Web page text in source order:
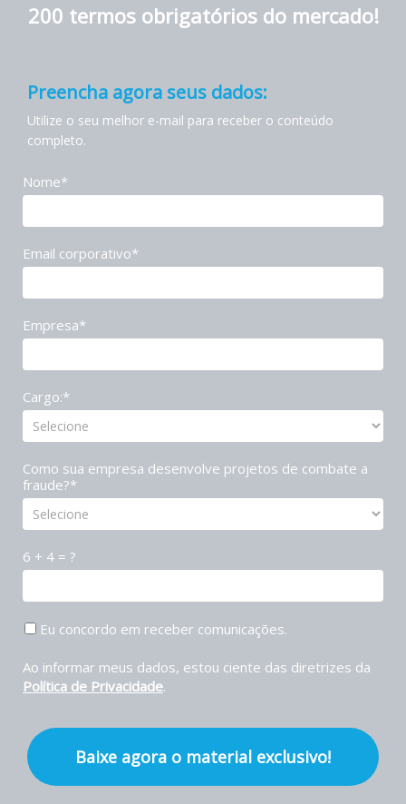
200 termos obrigatórios do mercado!
Preencha agora seus dados:
Utilize o seu melhor e-mail para receber o conteúdo
completo.
Nome*
Email corporativo*
Empresa*
Cargo:*
Como sua empresa desenvolve projetos de combate a
fraude?*
6 + 4 = ?
Eu concordo em receber comunicações.
Ao informar meus dados, estou ciente das diretrizes da
Política de Privacidade.
Baixe agora o material exclusivo!